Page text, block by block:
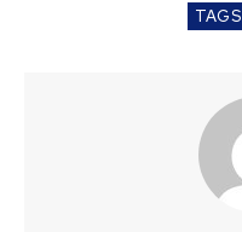
TAGS